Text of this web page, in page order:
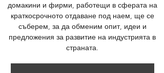
домакини и фирми, работещи в сферата на
краткосрочното отдаване под наем, ще се
съберем, за да обменим опит, идеи и
предложения за развитие на индустрията в
страната.